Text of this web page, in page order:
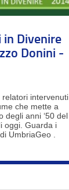
in Divenire
Donini -
relatori intervenuti
che mette a
degli anni ‘50 del
oggi. Guarda i
UmbriaGeo .